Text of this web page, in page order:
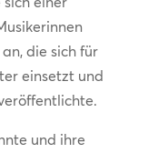
die sich für
einsetzt und
und ihre